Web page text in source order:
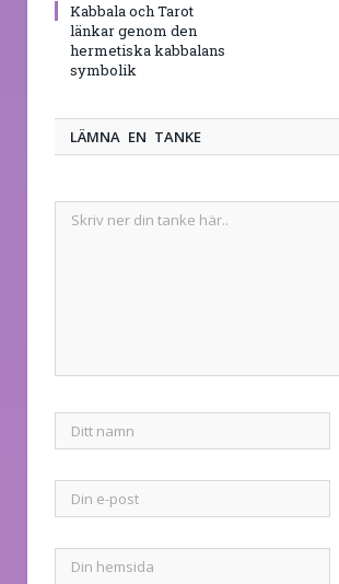
Kabbala och Tarot
länkar genom den
hermetiska kabbalans
symbolik
LÄMNA EN TANKE